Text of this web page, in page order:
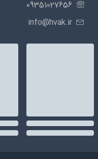
09351027656
info@hvak.ir